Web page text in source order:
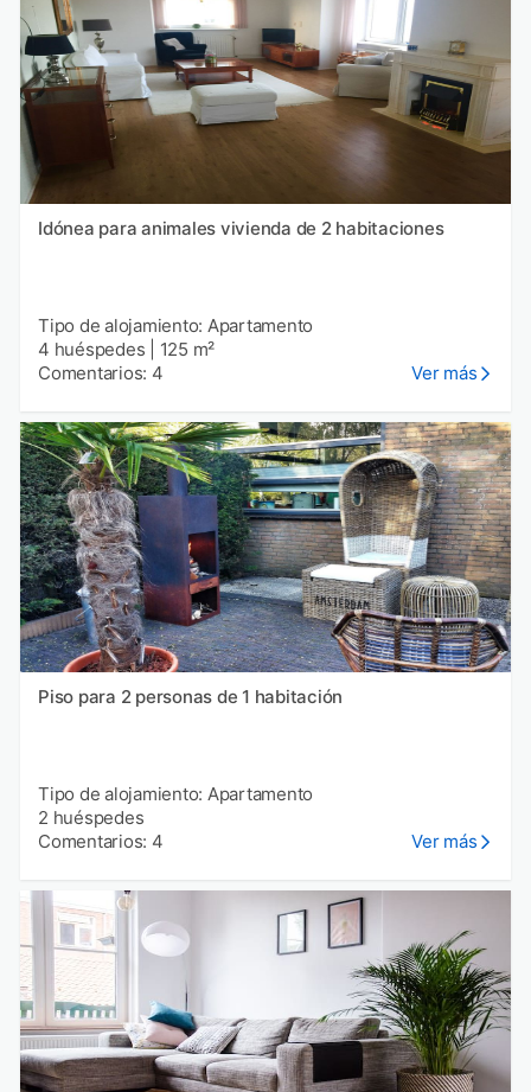
Idónea para animales vivienda de 2 habitaciones
Tipo de alojamiento: Apartamento
4 huéspedes
125 m²
Comentarios: 4
Ver más
Piso para 2 personas de 1 habitación
Tipo de alojamiento: Apartamento
2 huéspedes
Comentarios: 4
Ver más